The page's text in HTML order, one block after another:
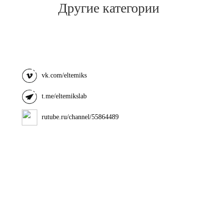
Другие категории
vk.com/eltemiks
t.me/eltemikslab
rutube.ru/channel/55864489